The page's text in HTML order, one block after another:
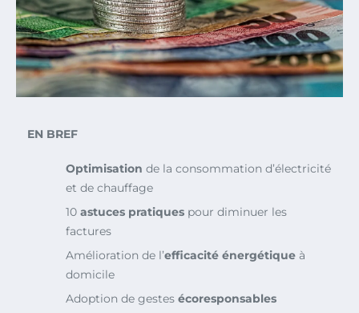
EN BREF
Optimisation de la consommation d’électricité
et de chauffage
10 astuces pratiques pour diminuer les
factures
Amélioration de l’efficacité énergétique à
domicile
Adoption de gestes écoresponsables